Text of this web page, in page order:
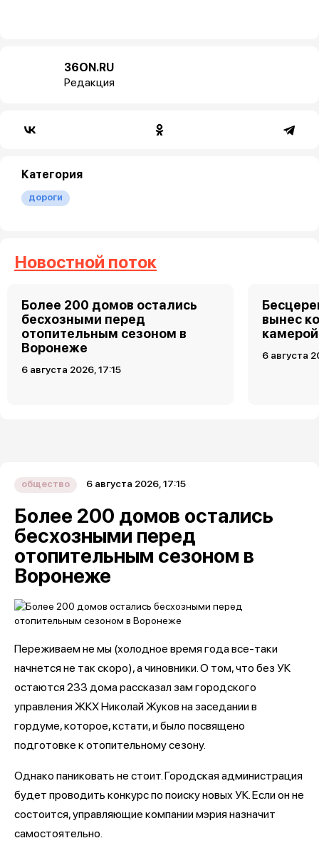
36ON.RU
Редакция
Категория
дороги
Новостной поток
Более 200 домов остались
бесхозными перед
отопительным сезоном в
Воронеже
6 августа 2026, 17:15
вынес
6 августа
общество 6 августа 2026, 17:15
Более 200 домов остались
бесхозными перед
отопительным сезоном в
Воронеже
Переживаем не мы (холодное время года все-таки
начнется не так скоро), а чиновники. О том, что без УК
остаются 233 дома рассказал зам городского
управления ЖКХ Николай Жуков на заседании в
гордуме, которое, кстати, и было посвящено
подготовке к отопительному сезону.
Однако паниковать не стоит. Городская администрация
будет проводить конкурс по поиску новых УК. Если он не
состоится, управляющие компании мэрия назначит
самостоятельно.